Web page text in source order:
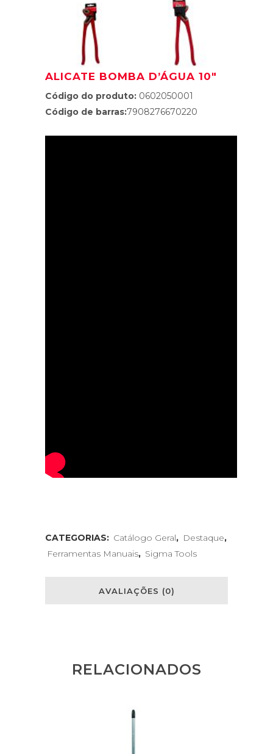
ALICATE BOMBA D’ÁGUA 10″
Código do produto: 0602050001
Código de barras:7908276670220
CATEGORIAS: Catálogo Geral, Destaque,
Ferramentas Manuais, Sigma Tools
AVALIAÇÕES (0)
RELACIONADOS